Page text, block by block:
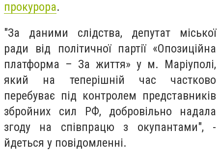
прокурора.
"За даними слідства, депутат міської
ради від політичної партії «Опозиційна
платформа – За життя» у м. Маріуполі,
який на теперішній час частково
перебуває під контролем представників
збройних сил РФ, добровільно надала
згоду на співпрацю з окупантами", -
йдеться у повідомленні.